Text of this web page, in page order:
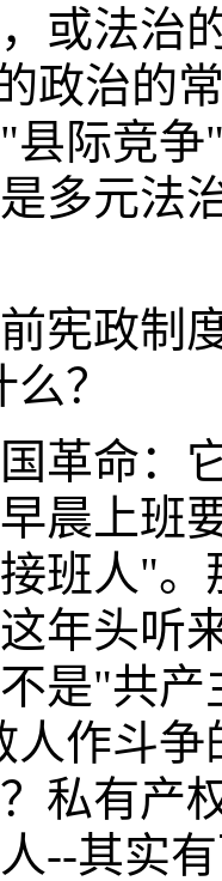
或法治
政治的
县际竞
多元法
宪政制
？
革命：
晨上班
班人"
年头听
是"共
人作斗
私有产
--其实